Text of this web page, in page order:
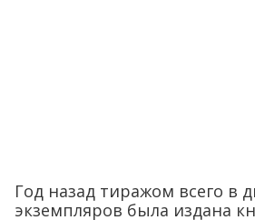
Год назад тиражом всего в
экземпляров была издана